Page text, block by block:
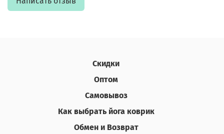
Скидки
Оптом
Самовывоз
Как выбрать йога коврик
Обмен и Возврат